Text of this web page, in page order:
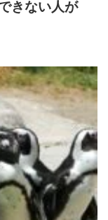
きない人が